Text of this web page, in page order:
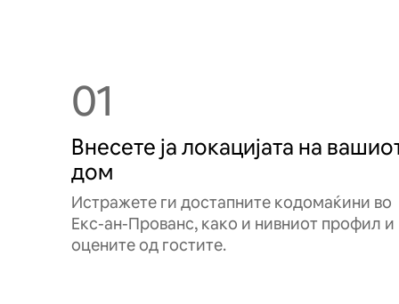
01
Внесете ја локацијата на
дом
Истражете ги достапните кодомаќини во
Екс-ан-Прованс, како и нивниот профил и
оцените од гостите.